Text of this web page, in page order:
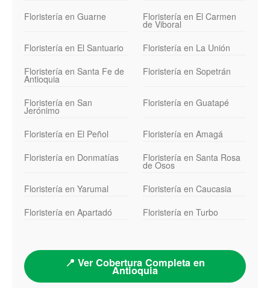
Floristería en Guarne
Floristería en El Carmen
de Viboral
Floristería en El Santuario
Floristería en La Unión
Floristería en Santa Fe de
Antioquia
Floristería en Sopetrán
Floristería en San
Jerónimo
Floristería en Guatapé
Floristería en El Peñol
Floristería en Amagá
Floristería en Donmatías
Floristería en Santa Rosa
de Osos
Floristería en Yarumal
Floristería en Caucasia
Floristería en Apartadó
Floristería en Turbo
📍 Ver Cobertura Completa en
Antioquia